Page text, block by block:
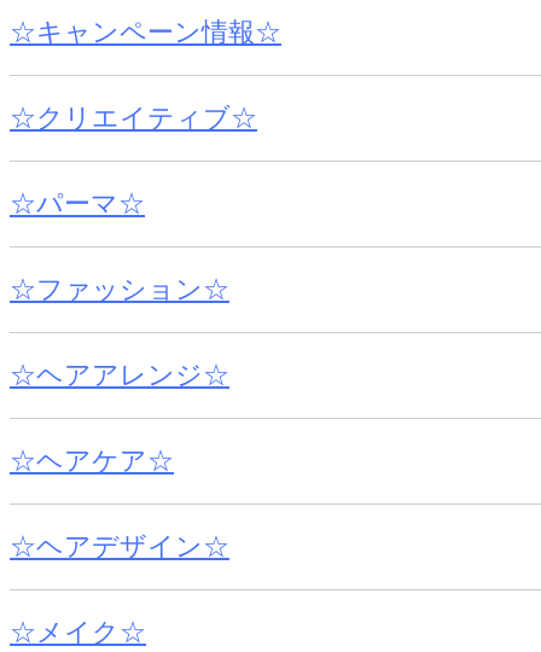
☆キャンペーン情報☆
☆クリエイティブ☆
☆パーマ☆
☆ファッション☆
☆ヘアアレンジ☆
☆ヘアケア☆
☆ヘアデザイン☆
☆メイク☆